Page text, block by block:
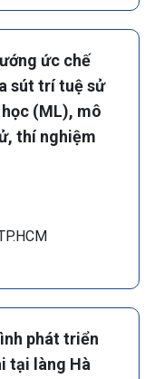
ức chế
sút trí tuệ sử
(ML), mô
thí nghiệm
phát triển
tại làng Hà